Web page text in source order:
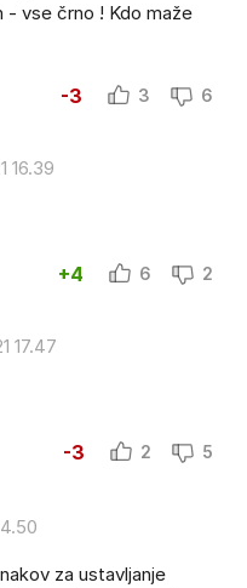
- vse črno ! Kdo maže
-3 3 6
16.39
+4 6 2
17.47
-3 2 5
za ustavljanje